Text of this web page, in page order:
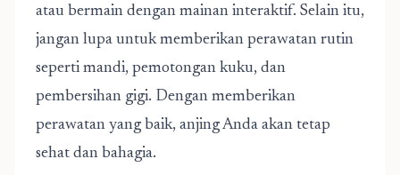
atau bermain dengan mainan interaktif. Selain itu,
jangan lupa untuk memberikan perawatan rutin
seperti mandi, pemotongan kuku, dan
pembersihan gigi. Dengan memberikan
perawatan yang baik, anjing Anda akan tetap
sehat dan bahagia.